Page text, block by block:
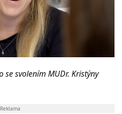
se svolením MUDr. Kristýny
Reklama